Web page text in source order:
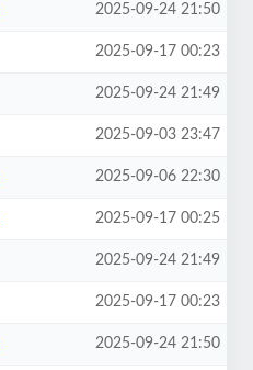
2025-09-24 21:50
2025-09-17 00:23
2025-09-24 21:49
2025-09-03 23:47
2025-09-06 22:30
2025-09-17 00:25
2025-09-24 21:49
2025-09-17 00:23
2025-09-24 21:50